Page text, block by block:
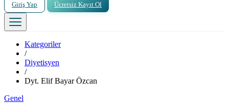
Giriş Yap Ücretsiz Kayıt Ol
Kategoriler
/
Diyetisyen
/
Dyt. Elif Bayar Özcan
Genel